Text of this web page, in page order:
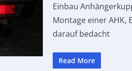
Einbau
Montage einer AHK,
darauf bedacht
Read More